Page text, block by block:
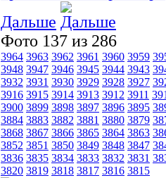
Дальше
Фото 137 из 286
3964 3963 3962 3961 3960 3959
3948 3947 3946 3945 3944 3943
3932 3931 3930 3929 3928 3927
3916 3915 3914 3913 3912 3911
3900 3899 3898 3897 3896 3895
3884 3883 3882 3881 3880 3879
3868 3867 3866 3865 3864 3863
3852 3851 3850 3849 3848 3847
3836 3835 3834 3833 3832 3831
3820 3819 3818 3817 3816 3815